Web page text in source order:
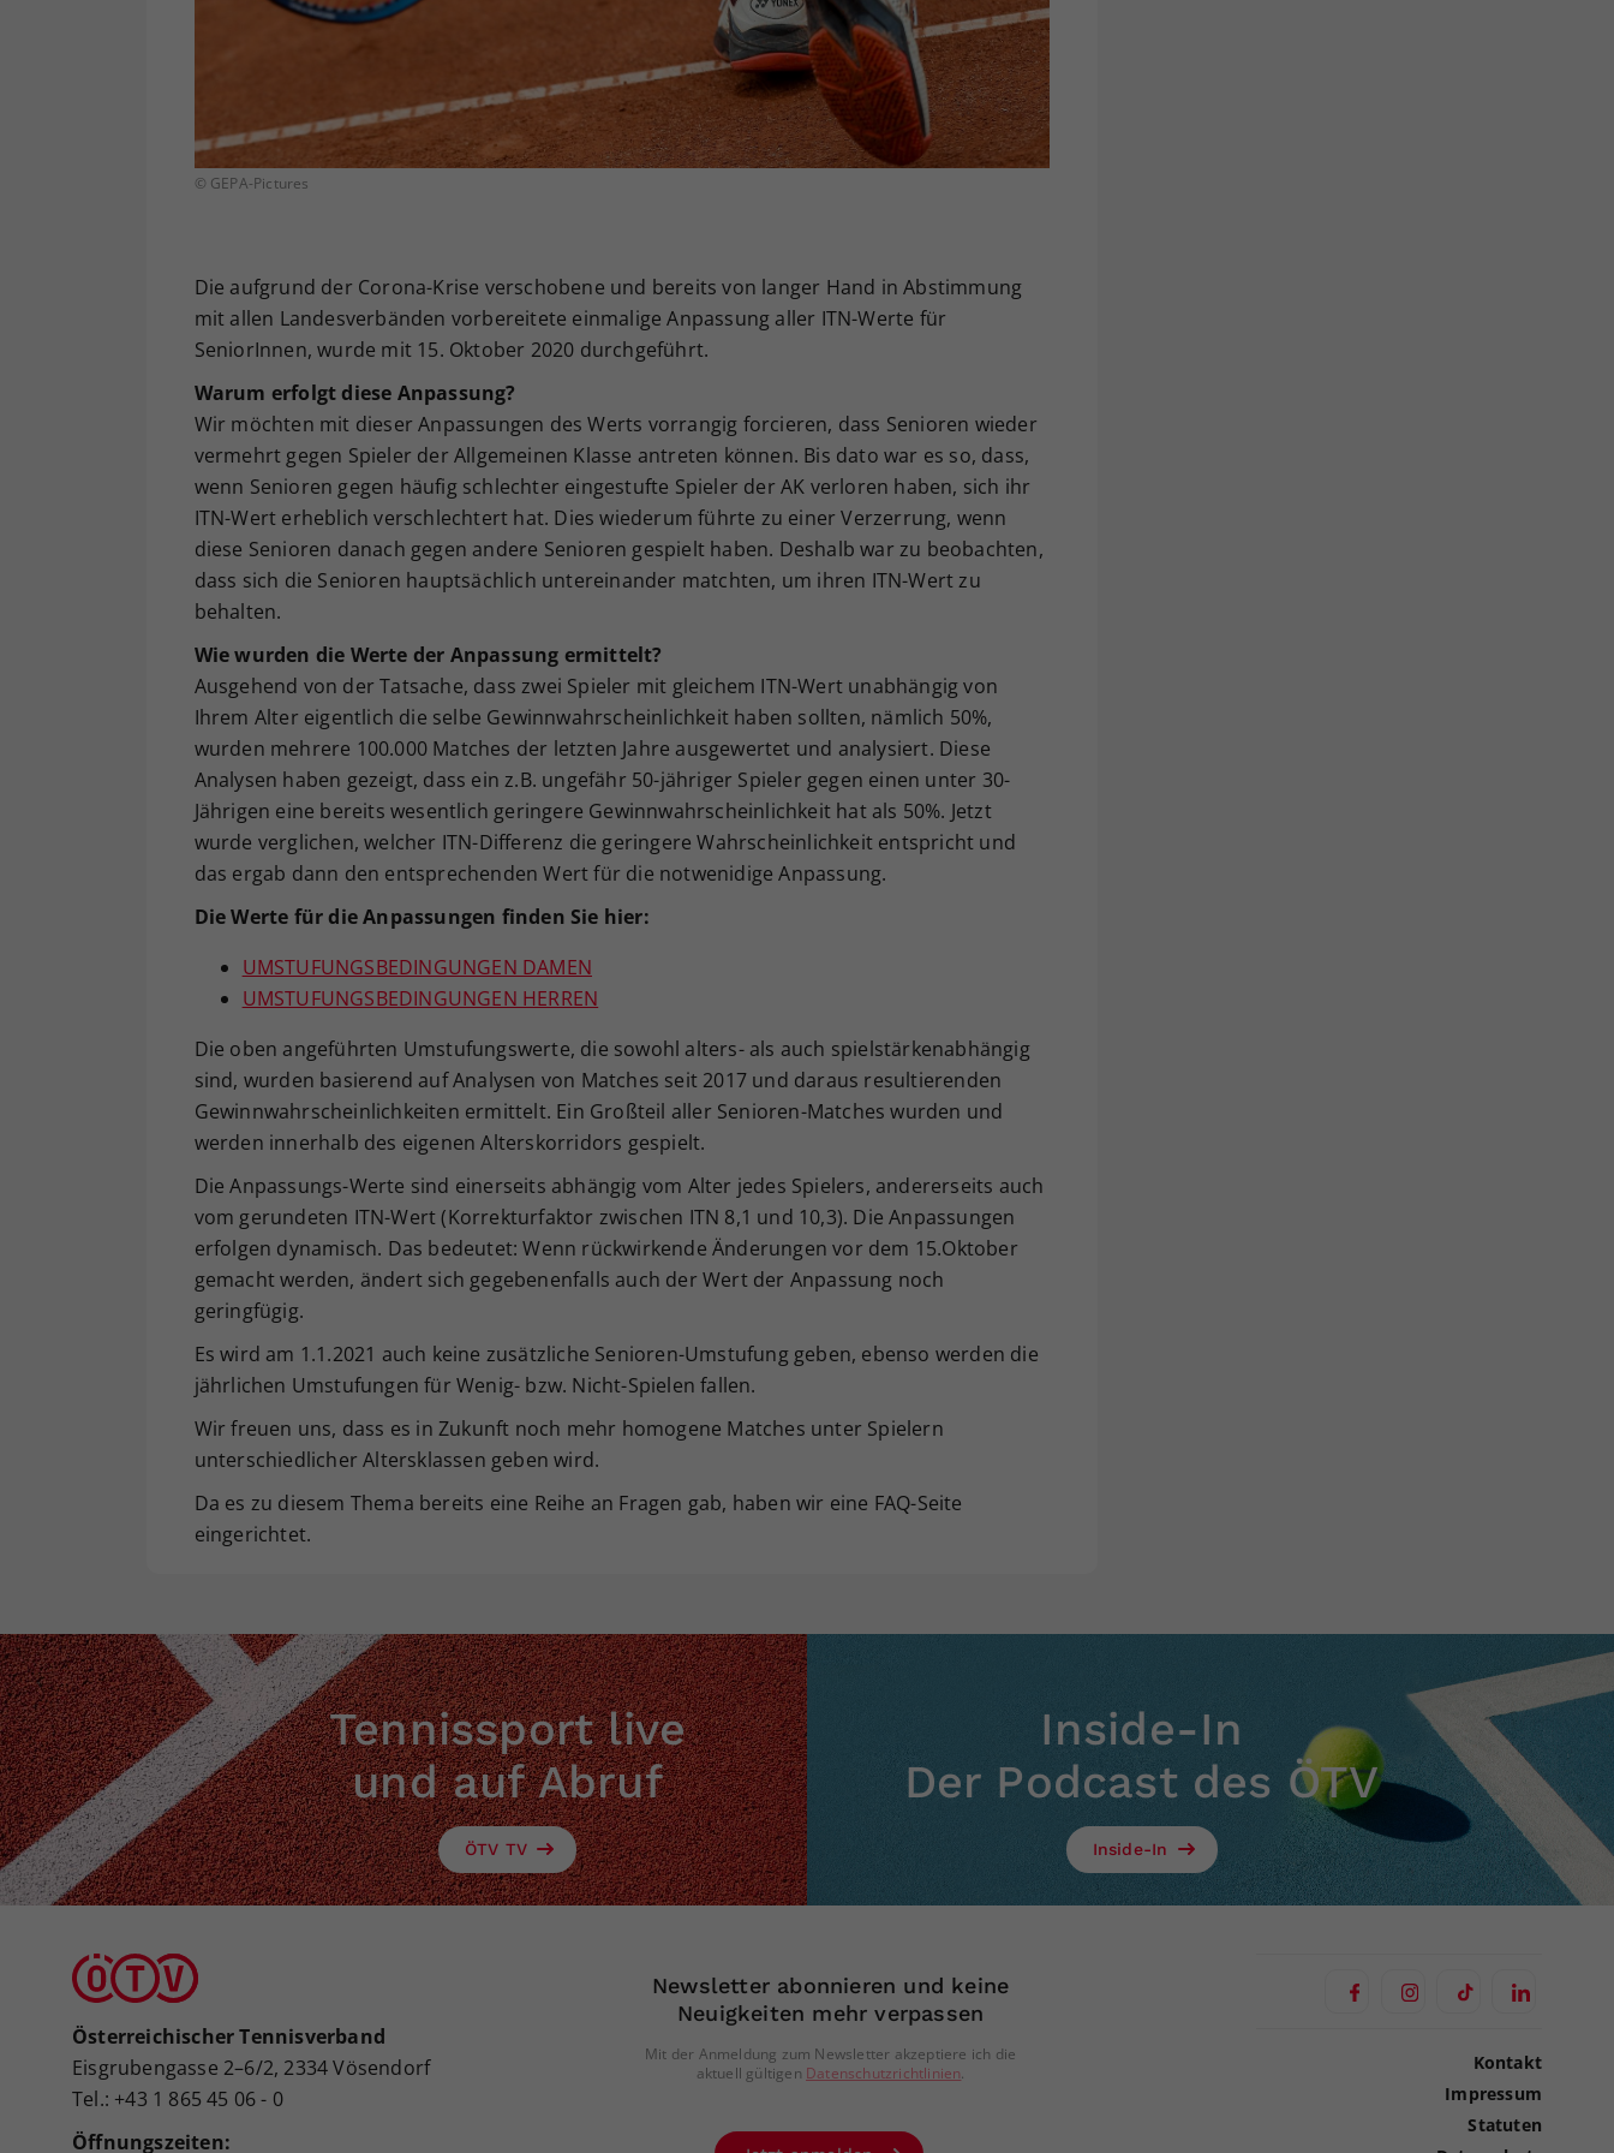
© GEPA-Pictures
Die aufgrund der Corona-Krise verschobene und bereits von langer Hand in Abstimmung
mit allen Landesverbänden vorbereitete einmalige Anpassung aller ITN-Werte für
SeniorInnen, wurde mit 15. Oktober 2020 durchgeführt.
Warum erfolgt diese Anpassung?
Wir möchten mit dieser Anpassungen des Werts vorrangig forcieren, dass Senioren wieder
vermehrt gegen Spieler der Allgemeinen Klasse antreten können. Bis dato war es so, dass,
wenn Senioren gegen häufig schlechter eingestufte Spieler der AK verloren haben, sich ihr
ITN-Wert erheblich verschlechtert hat. Dies wiederum führte zu einer Verzerrung, wenn
diese Senioren danach gegen andere Senioren gespielt haben. Deshalb war zu beobachten,
dass sich die Senioren hauptsächlich untereinander matchten, um ihren ITN-Wert zu
behalten.
Wie wurden die Werte der Anpassung ermittelt?
Ausgehend von der Tatsache, dass zwei Spieler mit gleichem ITN-Wert unabhängig von
Ihrem Alter eigentlich die selbe Gewinnwahrscheinlichkeit haben sollten, nämlich 50%,
wurden mehrere 100.000 Matches der letzten Jahre ausgewertet und analysiert. Diese
Analysen haben gezeigt, dass ein z.B. ungefähr 50-jähriger Spieler gegen einen unter 30-
Jährigen eine bereits wesentlich geringere Gewinnwahrscheinlichkeit hat als 50%. Jetzt
wurde verglichen, welcher ITN-Differenz die geringere Wahrscheinlichkeit entspricht und
das ergab dann den entsprechenden Wert für die notwenidige Anpassung.
Die Werte für die Anpassungen finden Sie hier:
UMSTUFUNGSBEDINGUNGEN DAMEN
UMSTUFUNGSBEDINGUNGEN HERREN
Die oben angeführten Umstufungswerte, die sowohl alters- als auch spielstärkenabhängig
sind, wurden basierend auf Analysen von Matches seit 2017 und daraus resultierenden
Gewinnwahrscheinlichkeiten ermittelt. Ein Großteil aller Senioren-Matches wurden und
werden innerhalb des eigenen Alterskorridors gespielt.
Die Anpassungs-Werte sind einerseits abhängig vom Alter jedes Spielers, andererseits auch
vom gerundeten ITN-Wert (Korrekturfaktor zwischen ITN 8,1 und 10,3). Die Anpassungen
erfolgen dynamisch. Das bedeutet: Wenn rückwirkende Änderungen vor dem 15.Oktober
gemacht werden, ändert sich gegebenenfalls auch der Wert der Anpassung noch
geringfügig.
Es wird am 1.1.2021 auch keine zusätzliche Senioren-Umstufung geben, ebenso werden die
jährlichen Umstufungen für Wenig- bzw. Nicht-Spielen fallen.
Wir freuen uns, dass es in Zukunft noch mehr homogene Matches unter Spielern
unterschiedlicher Altersklassen geben wird.
Da es zu diesem Thema bereits eine Reihe an Fragen gab, haben wir eine FAQ-Seite
eingerichtet.
Tennissport live
und auf Abruf
ÖTV TV
Inside-In
Der Podcast des ÖTV
Inside-In
Österreichischer Tennisverband
Eisgrubengasse 2–6/2, 2334 Vösendorf
Tel.: +43 1 865 45 06 - 0
Öffnungszeiten:
Newsletter abonnieren und keine
Neuigkeiten mehr verpassen
Mit der Anmeldung zum Newsletter akzeptiere ich die
aktuell gültigen Datenschutzrichtlinien.
Kontakt
Impressum
Statuten
Ihrer vorgenommen Einstellungen, falls der
Webseiten-Betreiber dies eingestellt hat.